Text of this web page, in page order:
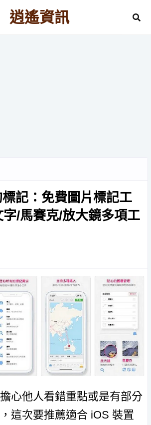
逍遙資訊
記：免費圖片標記工
/馬賽克/放大鏡多項工
心他人看錯重點或是有部分
這次要推薦適合 iOS 裝置